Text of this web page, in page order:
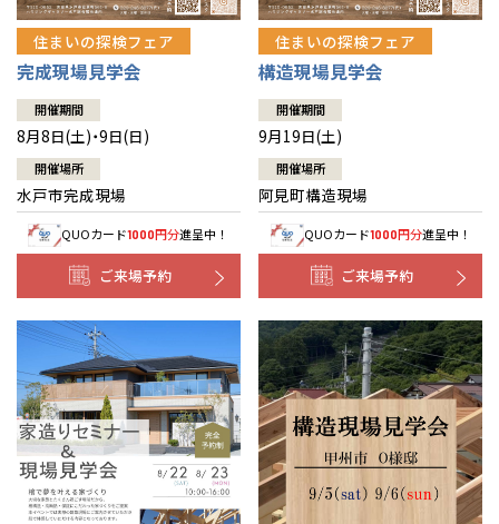
住まいの探検フェア
完成現場見学会
開催期間
8月8日(土)・9日(日)
開催場所
水戸市完成現場
QUOカード1000円分進呈中！
ご来場予約
住まいの探検フェア
構造現場見学会
開催期間
9月19日(土)
開催場所
阿見町構造現場
QUOカード1000円分進呈中！
ご来場予約